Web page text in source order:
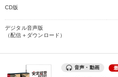
CD版
デジタル音声版
（配信＋ダウンロード）
音声・動画